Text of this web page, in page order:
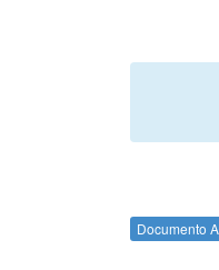
Documento